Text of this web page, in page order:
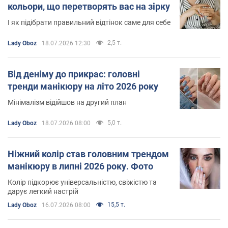
кольори, що перетворять вас на зірку
І як підібрати правильний відтінок саме для себе
Lady Oboz 18.07.2026 12:30 2,5 т.
Від деніму до прикрас: головні
тренди манікюру на літо 2026 року
Мінімалізм відійшов на другий план
Lady Oboz 18.07.2026 08:00 5,0 т.
Ніжний колір став головним трендом
манікюру в липні 2026 року. Фото
Колір підкорює універсальністю, свіжістю та
дарує легкий настрій
Lady Oboz 16.07.2026 08:00 15,5 т.